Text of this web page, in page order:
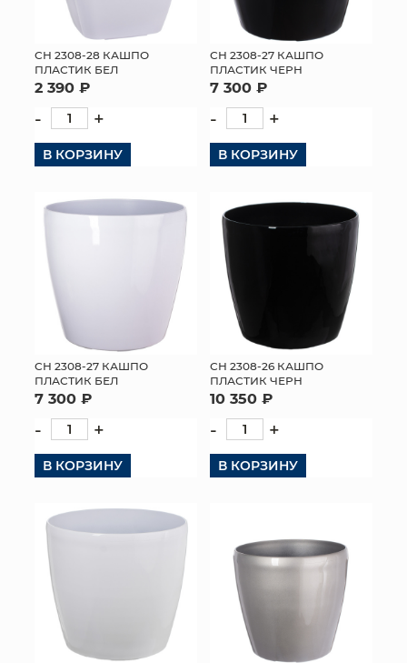
СН 2308-28 КАШПО
ПЛАСТИК БЕЛ
2 390 ₽
- +
В КОРЗИНУ
СН 2308-27 КАШПО
ПЛАСТИК ЧЕРН
7 300 ₽
- +
В КОРЗИНУ
СН 2308-27 КАШПО
ПЛАСТИК БЕЛ
7 300 ₽
- +
В КОРЗИНУ
СН 2308-26 КАШПО
ПЛАСТИК ЧЕРН
10 350 ₽
- +
В КОРЗИНУ